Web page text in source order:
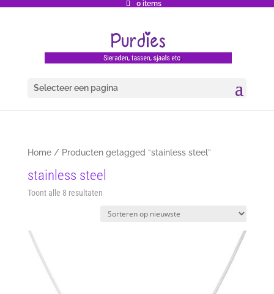
0 items
Selecteer een pagina
Home/ Producten getagged “stainless steel”
stainless steel
Toont alle 8 resultatenGesorteerd
nieuwste